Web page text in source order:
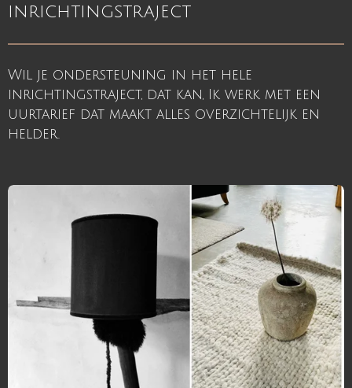
inrichtingstraject
Wil je ondersteuning in het hele
inrichtingstraject, dat kan, Ik werk met een
uurtarief dat maakt alles overzichtelijk en
helder.